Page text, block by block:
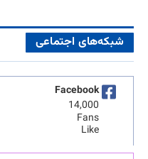
شبکه‌های اجتماعی
Facebook
14,000
Fans
Like